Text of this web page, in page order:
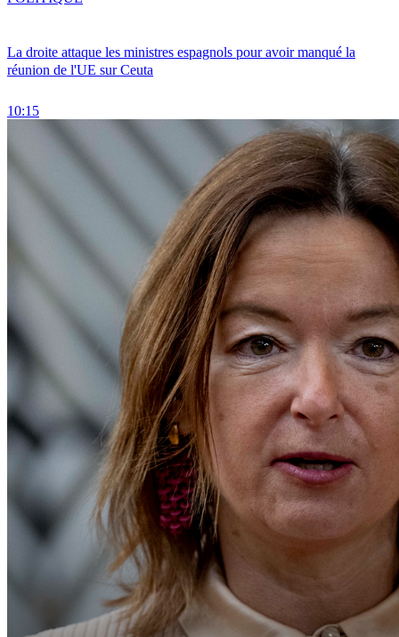
La droite attaque les ministres espagnols pour avoir manqué la
réunion de l'UE sur Ceuta
10:15